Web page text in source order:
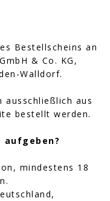
Bestellscheins an
& Co. KG,
Walldorf.
ausschließlich aus
bestellt werden.
aufgeben?
mindestens 18